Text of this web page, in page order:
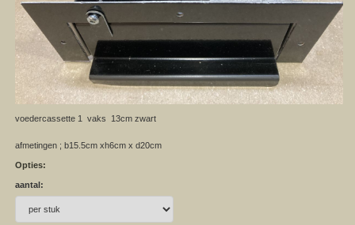
voedercassette 1 vaks 13cm zwart
afmetingen ; b15.5cm xh6cm x d20cm
Opties:
aantal: